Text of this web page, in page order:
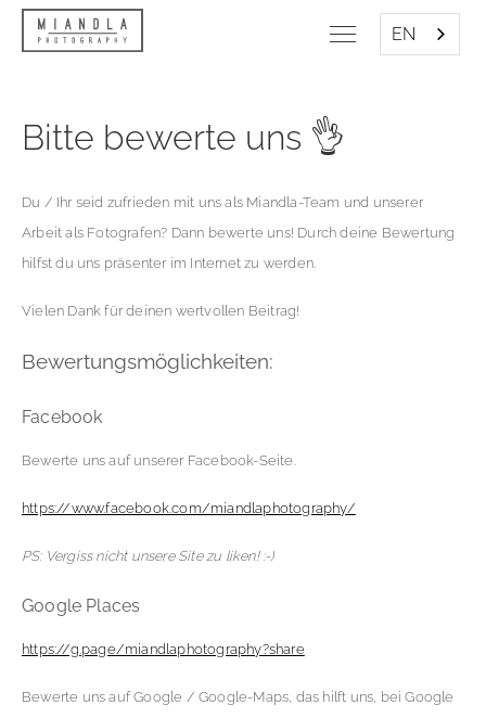
EN
Bitte bewerte uns 👌
Du / Ihr seid zufrieden mit uns als Miandla-Team und unserer
Arbeit als Fotografen? Dann bewerte uns! Durch deine Bewertung
hilfst du uns präsenter im Internet zu werden.
Vielen Dank für deinen wertvollen Beitrag!
Bewertungsmöglichkeiten:
Facebook
Bewerte uns auf unserer Facebook-Seite.
https://www.facebook.com/miandlaphotography/
PS: Vergiss nicht unsere Site zu liken! :-)
Google Places
https://g.page/miandlaphotography?share
Bewerte uns auf Google / Google-Maps, das hilft uns, bei Google